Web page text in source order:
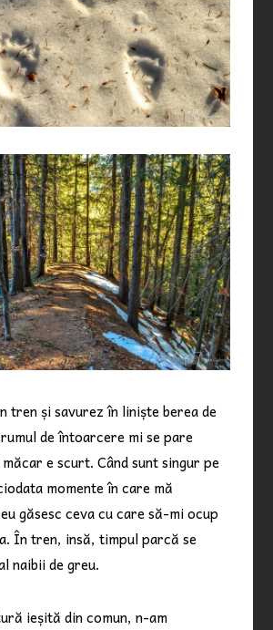
tren și savurez în liniște berea de
de întoarcere mi se pare
e scurt. Când sunt singur pe
momente în care mă
găsesc ceva cu care să-mi ocup
În tren, insă, timpul parcă se
naibii de greu.
ieșită din comun, n-am